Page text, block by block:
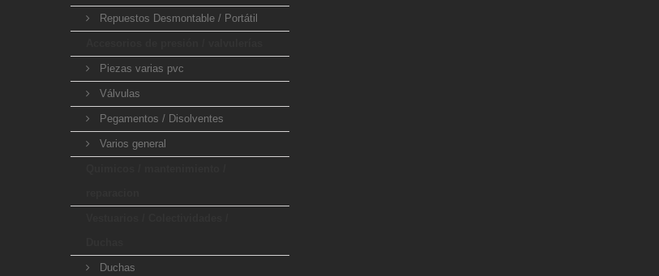
Repuestos Desmontable / Portátil
Piezas varias pvc
Válvulas
Pegamentos / Disolventes
Varios general
Duchas